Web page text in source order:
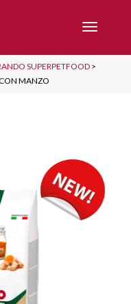
SUPERPETFOOD>
MANZO